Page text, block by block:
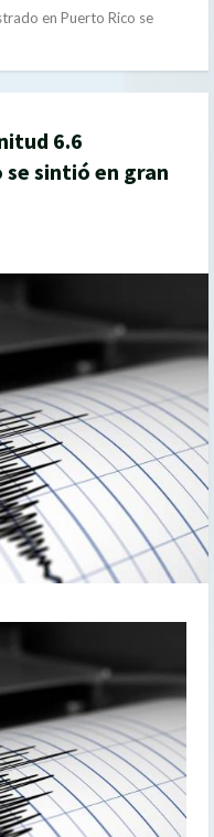
en Puerto Rico se
6.6
sintió en gran